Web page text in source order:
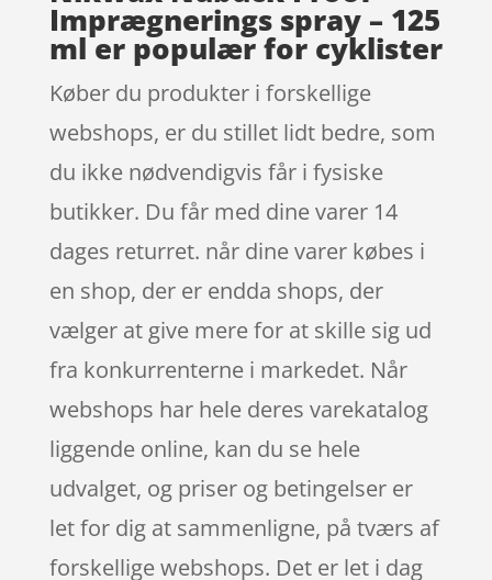
Imprægnerings spray – 125
ml er populær for cyklister
Køber du produkter i forskellige
webshops, er du stillet lidt bedre, som
du ikke nødvendigvis får i fysiske
butikker. Du får med dine varer 14
dages returret. når dine varer købes i
en shop, der er endda shops, der
vælger at give mere for at skille sig ud
fra konkurrenterne i markedet. Når
webshops har hele deres varekatalog
liggende online, kan du se hele
udvalget, og priser og betingelser er
let for dig at sammenligne, på tværs af
forskellige webshops. Det er let i dag